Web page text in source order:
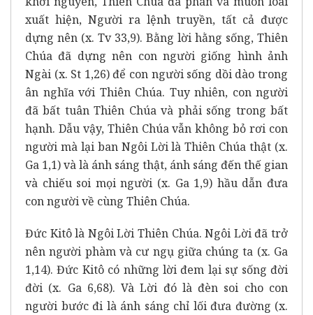
xuất hiện, Người ra lệnh truyền, tất cả được
dựng nên (x. Tv 33,9). Bằng lời hằng sống, Thiên
Chúa đã dựng nên con người giống hình ảnh
Ngài (x. St 1,26) để con người sống dồi dào trong
ân nghĩa với Thiên Chúa. Tuy nhiên, con người
đã bất tuân Thiên Chúa và phải sống trong bất
hạnh. Dẫu vậy, Thiên Chúa vẫn không bỏ rơi con
người mà lại ban Ngôi Lời là Thiên Chúa thật (x.
Ga 1,1) và là ánh sáng thật, ánh sáng đến thế gian
và chiếu soi mọi người (x. Ga 1,9) hầu dẫn đưa
con người về cùng Thiên Chúa.
Đức Kitô là Ngôi Lời Thiên Chúa. Ngôi Lời đã trở
nên người phàm và cư ngụ giữa chúng ta (x. Ga
1,14). Đức Kitô có những lời đem lại sự sống đời
đời (x. Ga 6,68). Và Lời đó là đèn soi cho con
người bước đi là ánh sáng chỉ lối đưa đường (x.